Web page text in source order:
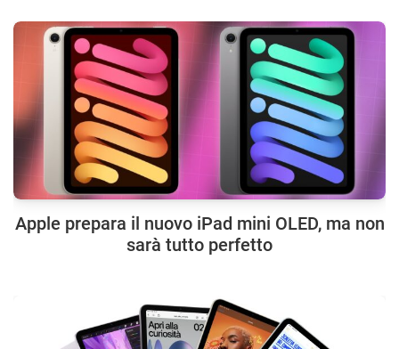
Apple prepara il nuovo iPad mini OLED, ma non
sarà tutto perfetto